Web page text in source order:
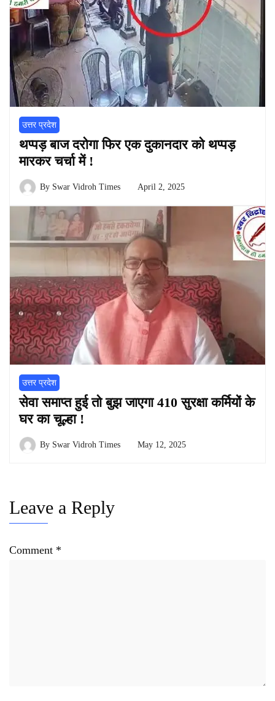
उत्तर प्रदेश
थप्पड़ बाज दरोगा फिर एक दुकानदार को थप्पड़
मारकर चर्चा में !
By Swar Vidroh Times April 2, 2025
उत्तर प्रदेश
सेवा समाप्त हुई तो बुझ जाएगा 410 सुरक्षा कर्मियों के
घर का चूल्हा !
By Swar Vidroh Times May 12, 2025
Leave a Reply
Comment *